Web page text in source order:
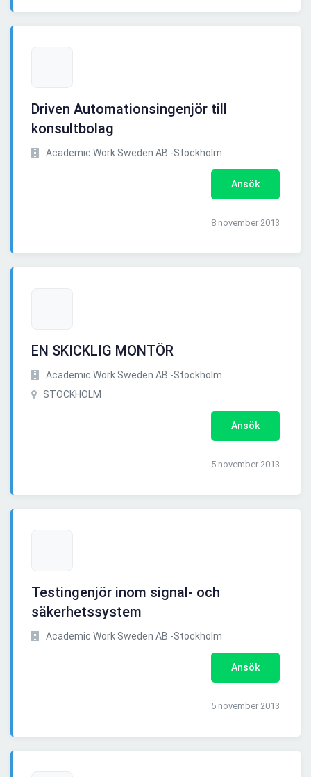
Driven Automationsingenjör till
konsultbolag
Academic Work Sweden AB -Stockholm
Ansök
8 november 2013
EN SKICKLIG MONTÖR
Academic Work Sweden AB -Stockholm
STOCKHOLM
Ansök
5 november 2013
Testingenjör inom signal- och
säkerhetssystem
Academic Work Sweden AB -Stockholm
Ansök
5 november 2013